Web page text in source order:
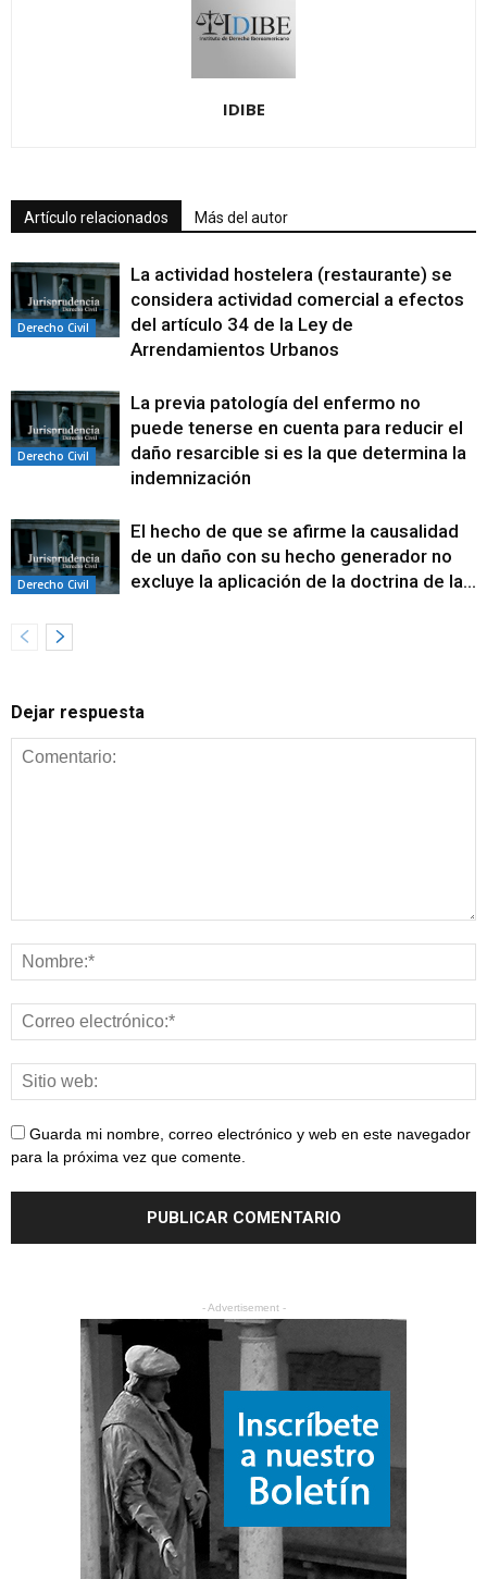
IDIBE
Artículo relacionados Más del autor
Derecho Civil
La actividad hostelera (restaurante) se
considera actividad comercial a efectos
del artículo 34 de la Ley de
Arrendamientos Urbanos
Derecho Civil
La previa patología del enfermo no
puede tenerse en cuenta para reducir el
daño resarcible si es la que determina la
indemnización
Derecho Civil
El hecho de que se afirme la causalidad
de un daño con su hecho generador no
excluye la aplicación de la doctrina de la...
Dejar respuesta
Guarda mi nombre, correo electrónico y web en este navegador
para la próxima vez que comente.
- Advertisement -